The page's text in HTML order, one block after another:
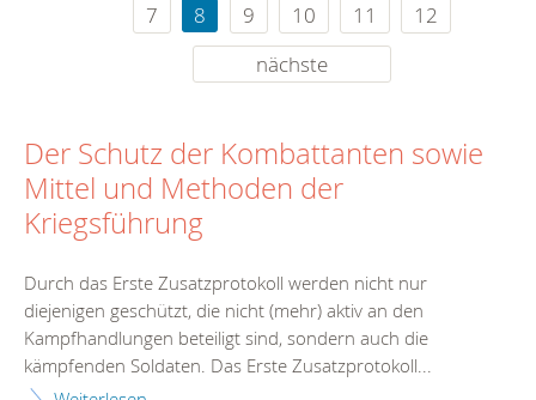
7
8 9 10 11
12
nächste
Der Schutz der Kombattanten sowie
Mittel und Methoden der
Kriegsführung
Durch das Erste Zusatzprotokoll werden nicht nur
diejenigen geschützt, die nicht (mehr) aktiv an den
Kampfhandlungen beteiligt sind, sondern auch die
kämpfenden Soldaten. Das Erste Zusatzprotokoll...